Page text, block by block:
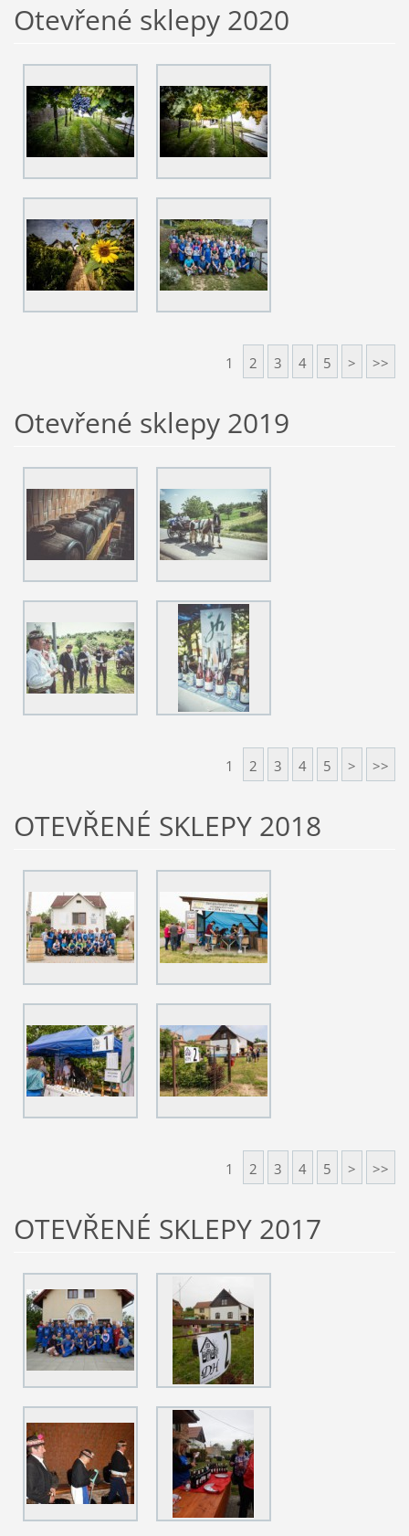
Otevřené sklepy 2020
1 2 3 4 5 > >>
Otevřené sklepy 2019
1 2 3 4 5 > >>
OTEVŘENÉ SKLEPY 2018
1 2 3 4 5 > >>
OTEVŘENÉ SKLEPY 2017